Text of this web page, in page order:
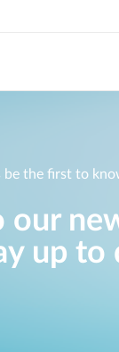
be the first to
our
up to